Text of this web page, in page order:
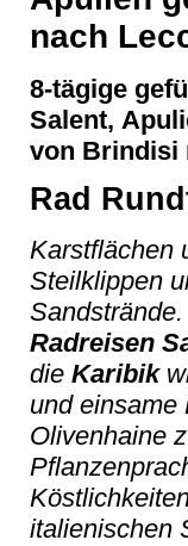
nach
8-tägige
Salent,
von Brindisi
Rad
Karstflächen
Steilklippen
Sandstrände.
Radreisen
die Karibik
und einsame
Olivenhaine
italienischen